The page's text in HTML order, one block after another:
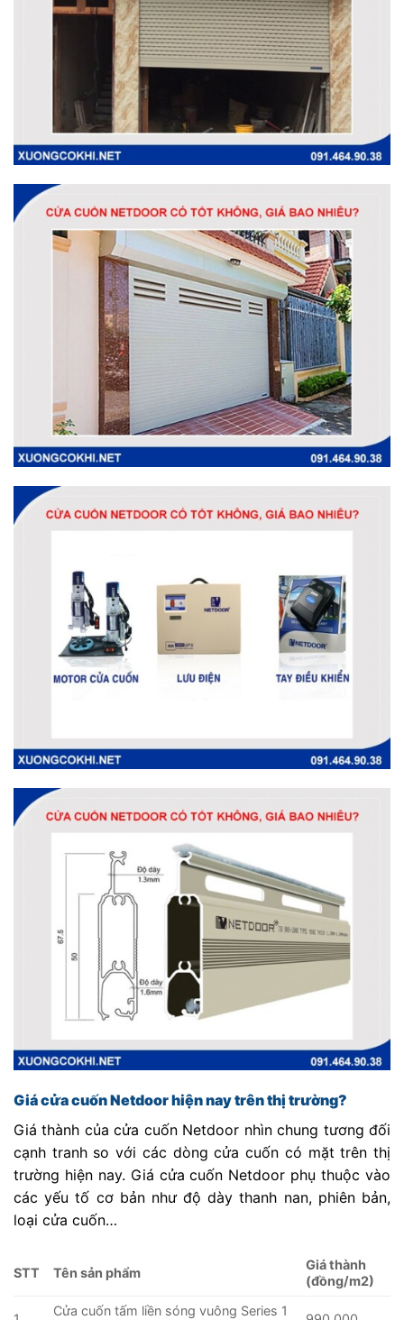
Giá cửa cuốn Netdoor hiện nay trên thị trường?
Giá thành của cửa cuốn Netdoor nhìn chung tương đối
cạnh tranh so với các dòng cửa cuốn có mặt trên thị
trường hiện nay. Giá cửa cuốn Netdoor phụ thuộc vào
các yếu tố cơ bản như độ dày thanh nan, phiên bản,
loại cửa cuốn…
STT Tên sản phẩm
Giá thành
(đồng/m2)
Cửa cuốn tấm liền sóng vuông Series 1